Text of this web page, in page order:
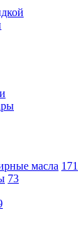
масла 171
73